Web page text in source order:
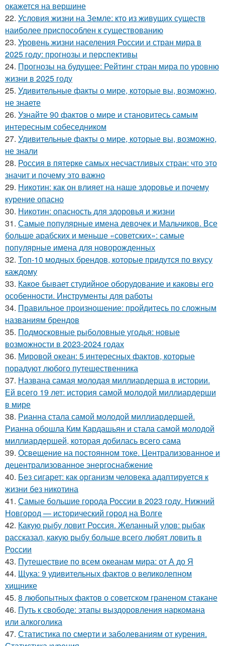
окажется на вершине
22. Условия жизни на Земле: кто из живущих существ
наиболее приспособлен к существованию
23. Уровень жизни населения России и стран мира в
2025 году: прогнозы и перспективы
24. Прогнозы на будущее: Рейтинг стран мира по уровню
жизни в 2025 году
25. Удивительные факты о мире, которые вы, возможно,
не знаете
26. Узнайте 90 фактов о мире и становитесь самым
интересным собеседником
27. Удивительные факты о мире, которые вы, возможно,
не знали
28. Россия в пятерке самых несчастливых стран: что это
значит и почему это важно
29. Никотин: как он влияет на наше здоровье и почему
курение опасно
30. Никотин: опасность для здоровья и жизни
31. Самые популярные имена девочек и Мальчиков. Все
больше арабских и меньше «советских»: самые
популярные имена для новорожденных
32. Топ-10 модных брендов, которые придутся по вкусу
каждому
33. Какое бывает студийное оборудование и каковы его
особенности. Инструменты для работы
34. Правильное произношение: пройдитесь по сложным
названиям брендов
35. Подмосковные рыболовные угодья: новые
возможности в 2023-2024 годах
36. Мировой океан: 5 интересных фактов, которые
порадуют любого путешественника
37. Названа самая молодая миллиардерша в истории.
Ей всего 19 лет: история самой молодой миллиардерши
в мире
38. Рианна стала самой молодой миллиардершей.
Рианна обошла Ким Кардашьян и стала самой молодой
миллиардершей, которая добилась всего сама
39. Освещение на постоянном токе. Централизованное и
децентрализованное энергоснабжение
40. Без сигарет: как организм человека адаптируется к
жизни без никотина
41. Самые большие города России в 2023 году. Нижний
Новгород — исторический город на Волге
42. Какую рыбу ловит Россия. Желанный улов: рыбак
рассказал, какую рыбу больше всего любят ловить в
России
43. Путешествие по всем океанам мира: от А до Я
44. Щука: 9 удивительных фактов о великолепном
хищнике
45. 8 любопытных фактов о советском граненом стакане
46. Путь к свободе: этапы выздоровления наркомана
или алкоголика
47. Статистика по смерти и заболеваниям от курения.